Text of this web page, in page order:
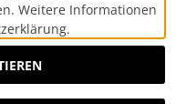
Weitere Informationen